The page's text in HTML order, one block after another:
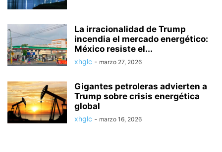
La irracionalidad de Trump
incendia el mercado energético:
México resiste el...
xhglc - marzo 27, 2026
Gigantes petroleras advierten a
Trump sobre crisis energética
global
xhglc - marzo 16, 2026